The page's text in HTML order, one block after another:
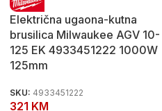
Električna ugaona-kutna
brusilica Milwaukee AGV 10-
125 EK 4933451222 1000W
125mm
SKU: 4933451222
321 KM